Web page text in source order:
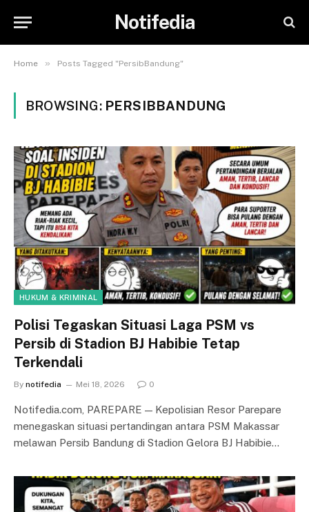
Notifedia
Home » Posts Tagged "PersibBandung"
BROWSING: PERSIBBANDUNG
HUKUM & KRIMINAL
Polisi Tegaskan Situasi Laga PSM vs
Persib di Stadion BJ Habibie Tetap
Terkendali
By notifedia Mei 18, 2026 0
Notifedia.com, PAREPARE — Kepolisian Resor Parepare
menegaskan situasi pertandingan antara PSM Makassar
melawan Persib Bandung di Stadion Gelora BJ Habibie…